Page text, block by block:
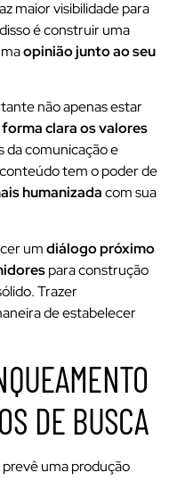
maior visibilidade para
é construir uma
opinião junto ao seu
não apenas estar
clara os valores
da comunicação e
tem o poder de
humanizadacom sua
umdiálogo próximo
para construção
Trazer
de estabelecer
DE BUSCA
uma produção